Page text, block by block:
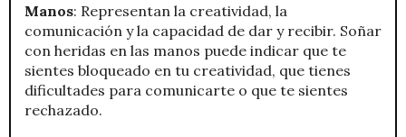
Manos: Representan la creatividad, la
comunicación y la capacidad de dar y recibir. Soñar
con heridas en las manos puede indicar que te
sientes bloqueado en tu creatividad, que tienes
dificultades para comunicarte o que te sientes
rechazado.